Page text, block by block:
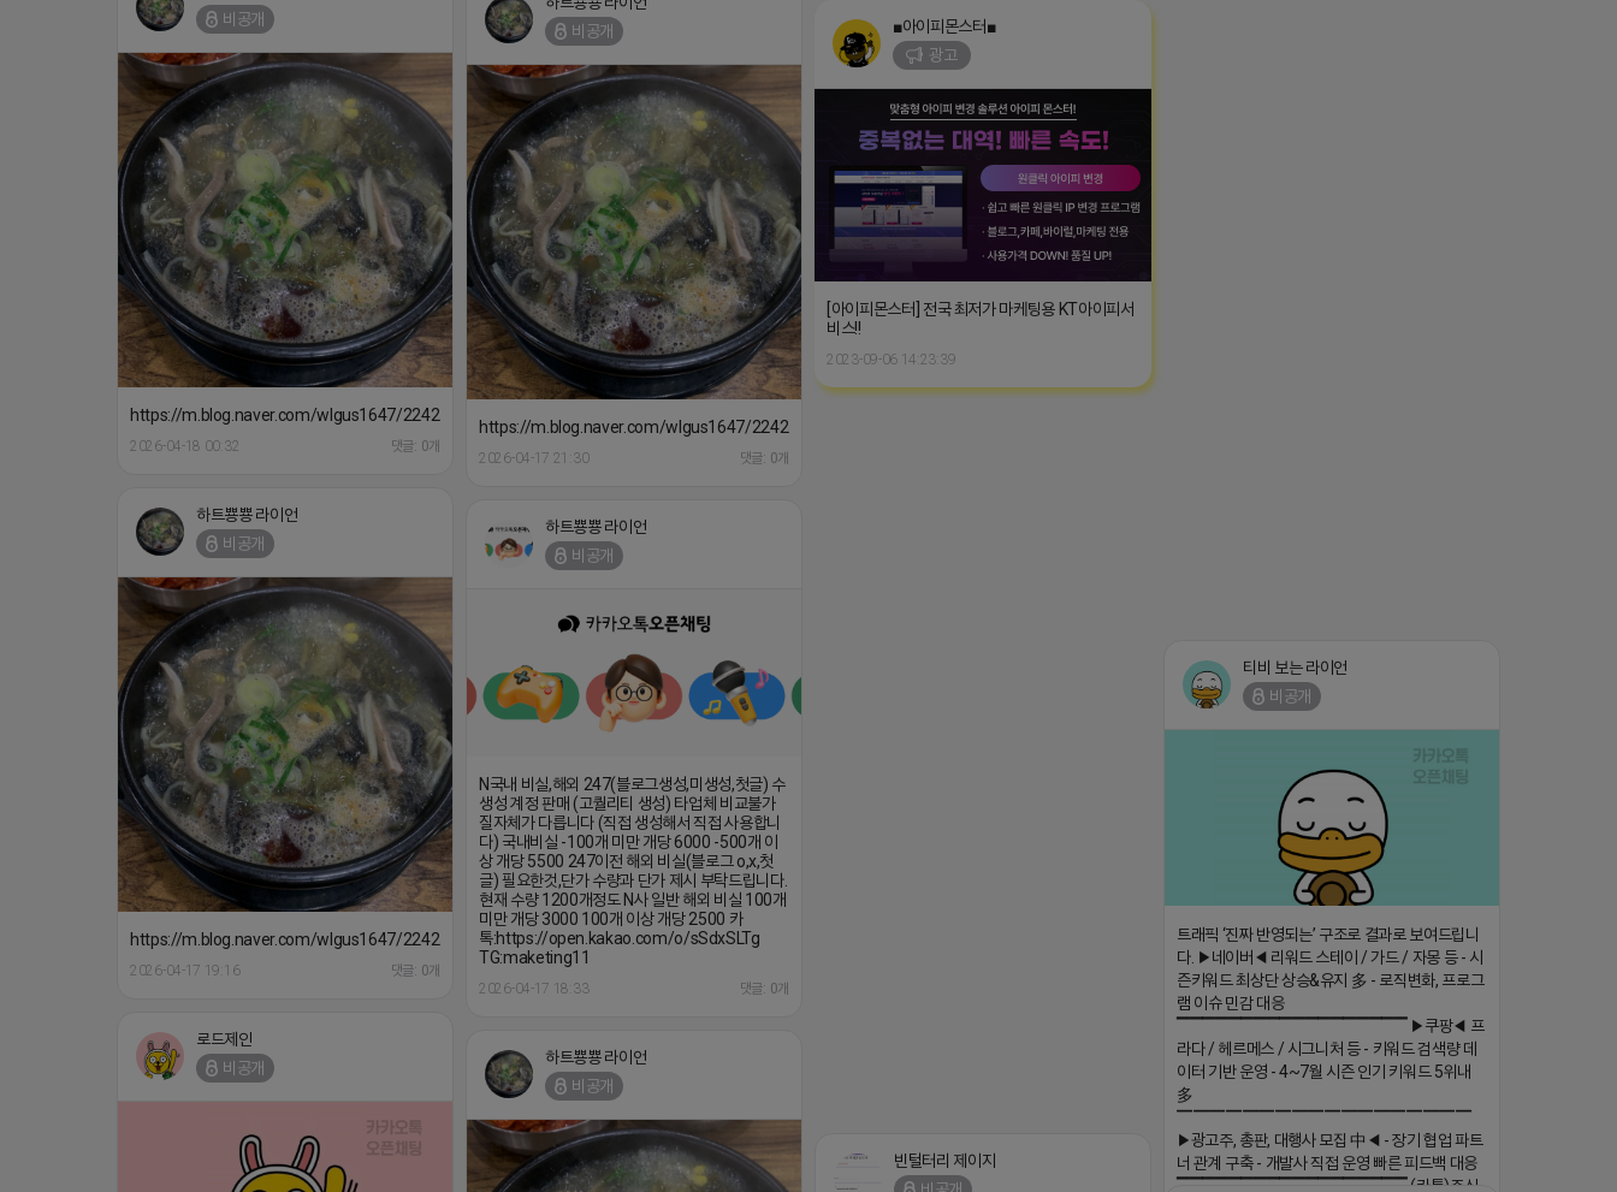
https://m.blog.naver.com/wlgus1647/224253846149
2026-04-18 00:32 댓글: 0개
https://m.blog.naver.com/wlgus1647/224253846149
2026-04-17 21:30 댓글: 0개
[아이피몬스터] 전국 최저가 마케팅용 KT아이피서
비스!!
하트뿅뿅 라이언
비공개
https://m.blog.naver.com/wlgus1647/224253846149
2026-04-17 19:16 댓글: 0개
하트뿅뿅 라이언
비공개
N국내 비실,해외 247(블로그생성,미생성,첫글) 수
생성 계정 판매 (고퀄리티 생성) 타업체 비교불가
질자체가 다릅니다 (직접 생성해서 직접 사용합니
다) 국내비실 -100개 미만 개당 6000 -500개 이
글) 필요한것,단가 수량과 단가 제시 부탁드립니다.
현재 수량 1200개정도 N사 일반 해외 비실 100개
미만 개당 3000 100개 이상 개당 2500 카
톡:https://open.kakao.com/o/sSdxSLTg
TG:maketing11
2026-04-17 18:33 댓글: 0개
트래픽 ‘진짜 반영되는’ 구조로 결과로 보여드립니
다. ▶네이버◀ 리워드 스테이 / 가드 / 자몽 등 - 시
즌키워드 최상단 상승&유지 多 - 로직변화, 프로그
▔▔▔▔▔▔▔▔▔▔▔▔▔▔▔▔▔▔ ▶쿠팡◀ 프
라다 / 헤르메스 / 시그니처 등 - 키워드 검색량 데
이터 기반 운영 - 4~7월 시즌 인기 키워드 5위내
多
▔▔▔▔▔▔▔▔▔▔▔▔▔▔▔▔▔▔
▶광고주, 총판, 대행사 모집 中◀ - 장기 협업 파트
너 관계 구축 - 개발사 직접 운영 빠른 피드백 대응
▔▔▔▔▔▔▔▔▔▔▔▔▔▔▔▔▔▔ (카톡)주식
회사 더 풀림 https://더풀림상담.enn.kr https://
더풀림상담.enn.kr
2026-04-18 17:26
로드제인
비공개
하트뿅뿅 라이언
비공개
김대리
비공개
호호 부는 튜브
비공개